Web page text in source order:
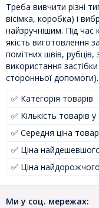
Треба вивчити різні
вісімка, коробка) і
найзручнішим. Під час
якість виготовлення
помітних швів, рубців,
використання
сторонньої допомоги).
✅ Категорія товарів
✅ Кількість товарів у
✅ Середня ціна
✅ Ціна
✅ Ціна
Ми у соц. мережах: